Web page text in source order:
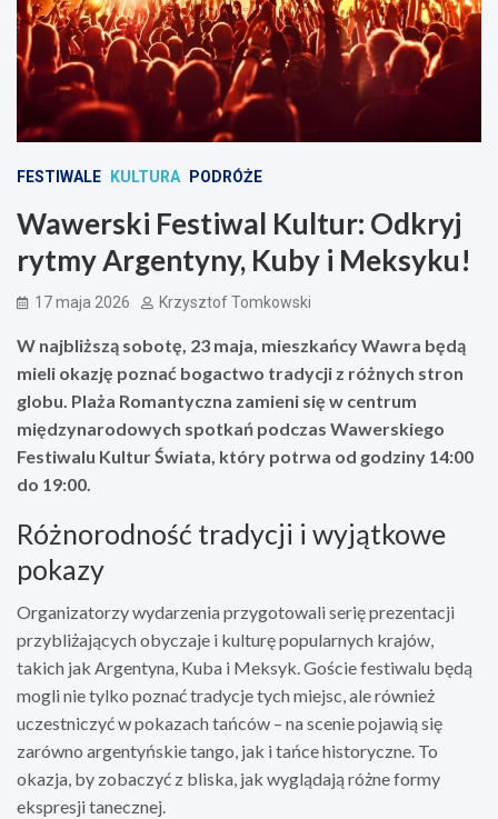
FESTIWALE KULTURA PODRÓŻE
Wawerski Festiwal Kultur: Odkryj
rytmy Argentyny, Kuby i Meksyku!
17 maja 2026 Krzysztof Tomkowski
W najbliższą sobotę, 23 maja, mieszkańcy Wawra będą
mieli okazję poznać bogactwo tradycji z różnych stron
globu. Plaża Romantyczna zamieni się w centrum
międzynarodowych spotkań podczas Wawerskiego
Festiwalu Kultur Świata, który potrwa od godziny 14:00
do 19:00.
Różnorodność tradycji i wyjątkowe
pokazy
Organizatorzy wydarzenia przygotowali serię prezentacji
przybliżających obyczaje i kulturę popularnych krajów,
takich jak Argentyna, Kuba i Meksyk. Goście festiwalu będą
mogli nie tylko poznać tradycje tych miejsc, ale również
uczestniczyć w pokazach tańców – na scenie pojawią się
zarówno argentyńskie tango, jak i tańce historyczne. To
okazja, by zobaczyć z bliska, jak wyglądają różne formy
ekspresji tanecznej.